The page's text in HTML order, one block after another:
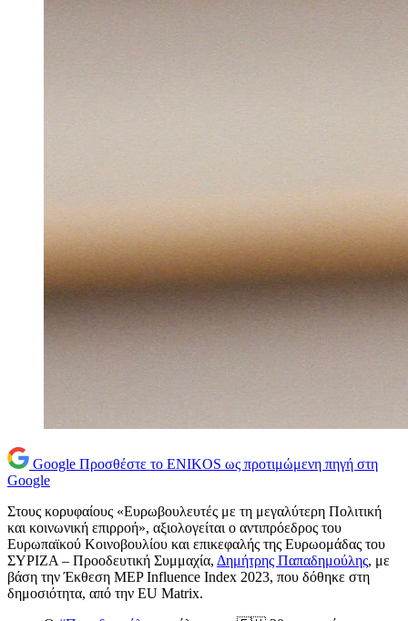
Google Προσθέστε το ENIKOS ως προτιμώμενη πηγή στη
Google
Στους κορυφαίους «Ευρωβουλευτές με τη μεγαλύτερη Πολιτική
και κοινωνική επιρροή», αξιολογείται ο αντιπρόεδρος του
Ευρωπαϊκού Κοινοβουλίου και επικεφαλής της Ευρωομάδας του
ΣΥΡΙΖΑ – Προοδευτική Συμμαχία, Δημήτρης Παπαδημούλης, με
βάση την Έκθεση MEP Influence Index 2023, που δόθηκε στη
δημοσιότητα, από την EU Matrix.